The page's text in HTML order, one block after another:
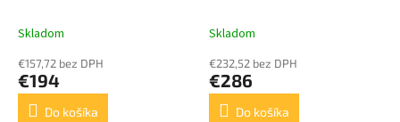
ROZVÁDZAČA
Skladom
€157,72 bez DPH
€194
Do košíka
ROZVÁDZAČA
Skladom
€232,52 bez DPH
€286
Do košíka